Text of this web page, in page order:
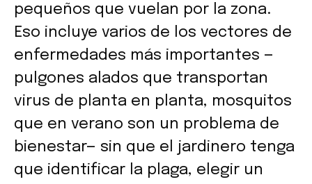
pequeños que vuelan por la zona.
Eso incluye varios de los vectores de
enfermedades más importantes —
pulgones alados que transportan
virus de planta en planta, mosquitos
que en verano son un problema de
bienestar— sin que el jardinero tenga
que identificar la plaga, elegir un